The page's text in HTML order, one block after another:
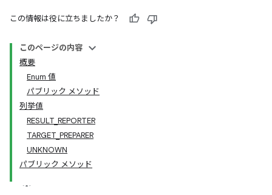
この情報は役に立ちましたか？
このページの内容
概要
Enum 値
パブリック メソッド
列挙値
RESULT_REPORTER
TARGET_PREPARER
UNKNOWN
パブリック メソッド